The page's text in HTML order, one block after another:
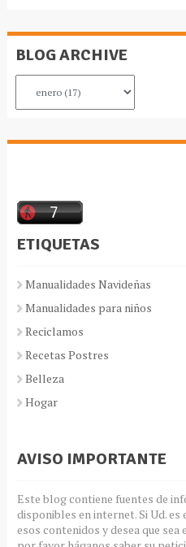
BLOG ARCHIVE
ETIQUETAS
Manualidades Navideñas
Manualidades para niños
Reciclamos
Recetas Postres
Belleza
Hogar
AVISO IMPORTANTE
Este blog contiene fuentes de
disponibles en internet. Si Ud.
esos contenidos y desea que